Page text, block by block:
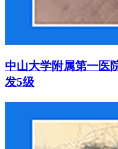
中山大学附属第一医
发5级